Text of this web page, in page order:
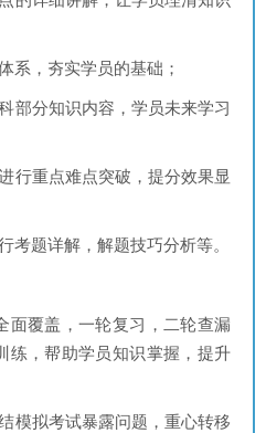
系，夯实学员的基础；
部分知识内容，学员未来学习
行重点难点突破，提分效果显
考题详解，解题技巧分析等。
面覆盖，一轮复习，二轮查漏
练，帮助学员知识掌握，提升
模拟考试暴露问题，重心转移